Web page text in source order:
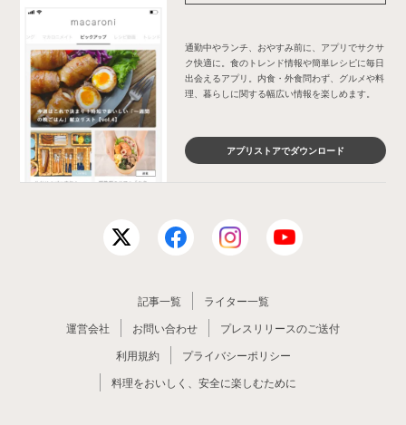
通勤中やランチ、おやすみ前に、アプリでサクサ
ク快適に。食のトレンド情報や簡単レシピに毎日
出会えるアプリ。内食・外食問わず、グルメや料
理、暮らしに関する幅広い情報を楽しめます。
アプリストアでダウンロード
記事一覧
ライター一覧
運営会社
お問い合わせ
プレスリリースのご送付
利用規約
プライバシーポリシー
料理をおいしく、安全に楽しむために